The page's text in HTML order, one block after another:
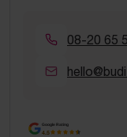
08-20 65
Google Rating
4.5